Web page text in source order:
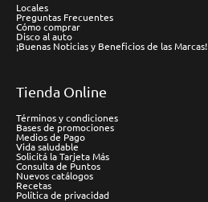
Locales
Preguntas Frecuentes
Cómo comprar
Disco al auto
¡Buenas Noticias y Beneficios de las Marcas!
Tienda Online
Términos y condiciones
Bases de promociones
Medios de Pago
Vida saludable
Solicitá la Tarjeta Más
Consulta de Puntos
Nuevos catálogos
Recetas
Política de privacidad